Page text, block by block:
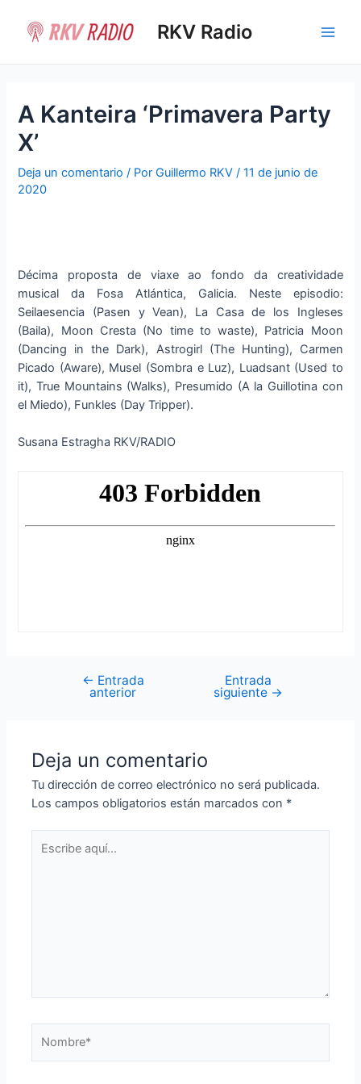
contenido
RKV Radio
A Kanteira ‘Primavera Party
X’
Deja un comentario / PorGuillermo RKV/11 de junio de
2020
Décima proposta de viaxe ao fondo da creatividade
musical da Fosa Atlántica, Galicia. Neste episodio:
Seilaesencia (Pasen y Vean), La Casa de los Ingleses
(Baila), Moon Cresta (No time to waste), Patricia Moon
(Dancing in the Dark), Astrogirl (The Hunting), Carmen
Picado (Aware), Musel (Sombra e Luz), Luadsant (Used to
it), True Mountains (Walks), Presumido (A la Guillotina con
el Miedo), Funkles (Day Tripper).
Susana Estragha RKV/RADIO
Navegación
← Entrada
anterior
Entrada
siguiente →
Deja un comentario
Tu dirección de correo electrónico no será publicada.
Los campos obligatorios están marcados con *
aquí...